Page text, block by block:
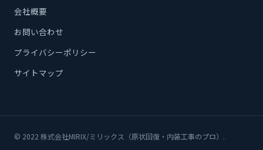
会社概要
お問い合わせ
プライバシーポリシー
サイトマップ
© 2022 株式会社MIRIX/ミリックス（原状回復・内装工事のプロ）.